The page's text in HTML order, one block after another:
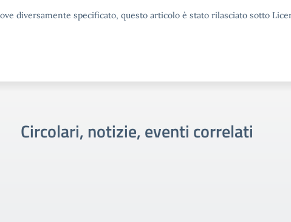
diversamente specificato, questo articolo è stato rilasciato sotto
Circolari, notizie, eventi correlati